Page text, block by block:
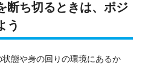
断ち切るときは、ポジ
う
態や身の回りの環境にあるか